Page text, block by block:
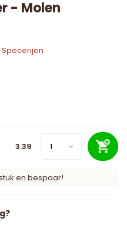
- Molen
3.39
en bespaar!